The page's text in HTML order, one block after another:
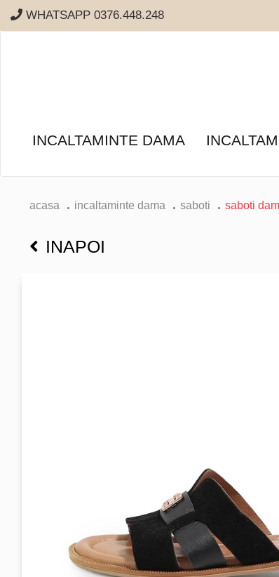
WHATSAPP 0376.448.248
INCALTAMINTE DAMA
acasa incaltaminte dama saboti saboti
INAPOI